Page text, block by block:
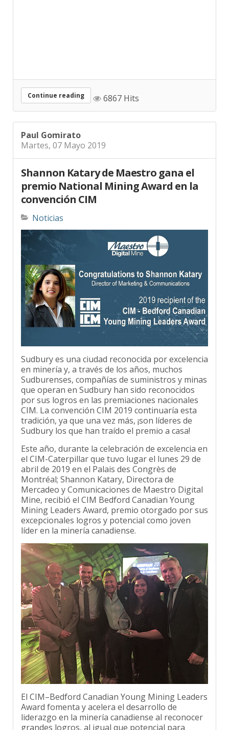
Continue reading
Martes, 07 Mayo 2019
Shannon Katary de Maestro gana el
premio National Mining Award en la
convención CIM
en minería y, a través de los años, muchos
Sudburenses, compañías de suministros y minas
que operan en Sudbury han sido reconocidos
por sus logros en las premiaciones nacionales
CIM. La convención CIM 2019 continuaría esta
tradición, ya que una vez más, ¡son líderes de
Sudbury los que han traído el premio a casa!
el CIM-Caterpillar que tuvo lugar el lunes 29 de
abril de 2019 en el Palais des Congrès de
Montréal; Shannon Katary, Directora de
Mercadeo y Comunicaciones de Maestro Digital
Mine, recibió el CIM Bedford Canadian Young
Mining Leaders Award, premio otorgado por sus
excepcionales logros y potencial como joven
líder en la minería canadiense.
Award fomenta y acelera el desarrollo de
liderazgo en la minería canadiense al reconocer
grandes logros, al igual que potencial para